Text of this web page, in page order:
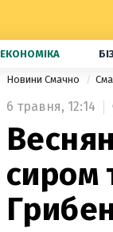
ЕКОНОМІКА
Новини Смачно
6 травня, 12:14
сиром